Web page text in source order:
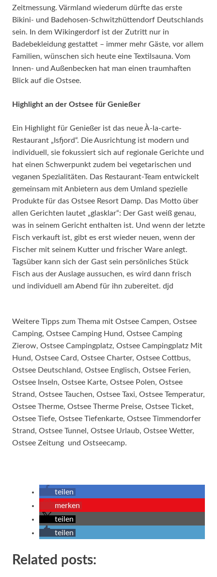
Zeitmessung. Värmland wiederum dürfte das erste
Bikini- und Badehosen-Schwitzhüttendorf Deutschlands
sein. In dem Wikingerdorf ist der Zutritt nur in
Badebekleidung gestattet – immer mehr Gäste, vor allem
Familien, wünschen sich heute eine Textilsauna. Vom
Innen- und Außenbecken hat man einen traumhaften
Blick auf die Ostsee.
Highlight an der Ostsee für Genießer
Ein Highlight für Genießer ist das neue À-la-carte-
Restaurant „Isfjord“. Die Ausrichtung ist modern und
individuell, sie fokussiert sich auf regionale Gerichte und
hat einen Schwerpunkt zudem bei vegetarischen und
veganen Spezialitäten. Das Restaurant-Team entwickelt
gemeinsam mit Anbietern aus dem Umland spezielle
Produkte für das Ostsee Resort Damp. Das Motto über
allen Gerichten lautet „glasklar“: Der Gast weiß genau,
was in seinem Gericht enthalten ist. Und wenn der letzte
Fisch verkauft ist, gibt es erst wieder neuen, wenn der
Fischer mit seinem Kutter und frischer Ware anlegt.
Tagsüber kann sich der Gast sein persönliches Stück
Fisch aus der Auslage aussuchen, es wird dann frisch
und individuell am Abend für ihn zubereitet. djd
Weitere Tipps zum Thema mit Ostsee Campen, Ostsee
Camping, Ostsee Camping Hund, Ostsee Camping
Zierow, Ostsee Campingplatz, Ostsee Campingplatz Mit
Hund, Ostsee Card, Ostsee Charter, Ostsee Cottbus,
Ostsee Deutschland, Ostsee Englisch, Ostsee Ferien,
Ostsee Inseln, Ostsee Karte, Ostsee Polen, Ostsee
Strand, Ostsee Tauchen, Ostsee Taxi, Ostsee Temperatur,
Ostsee Therme, Ostsee Therme Preise, Ostsee Ticket,
Ostsee Tiefe, Ostsee Tiefenkarte, Ostsee Timmendorfer
Strand, Ostsee Tunnel, Ostsee Urlaub, Ostsee Wetter,
Ostsee Zeitung und Ostseecamp.
teilen
merken
teilen
teilen
Related posts: